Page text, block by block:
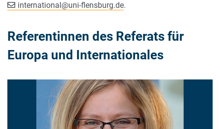
international@uni-flensburg.de.
Referentinnen des Referats für
Europa und Internationales